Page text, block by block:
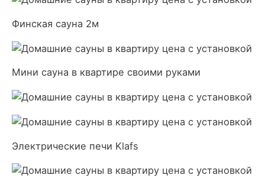
Финская сауна 2м
Мини сауна в квартире своими руками
Электрические печи Klafs